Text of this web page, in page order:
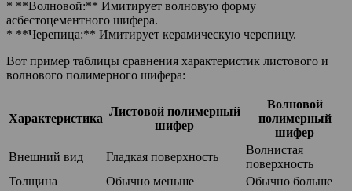
* **Волновой:** Имитирует волновую форму
асбестоцементного шифера.
* **Черепица:** Имитирует керамическую черепицу.
Вот пример таблицы сравнения характеристик листового и
волнового полимерного шифера:
Характеристика
Листовой полимерный
шифер
Волновой
полимерный
шифер
Внешний вид
Гладкая поверхность
Волнистая
поверхность
Толщина
Обычно меньше
Обычно больше